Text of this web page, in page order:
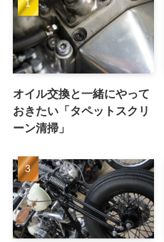
オイル交換と一緒にやって
おきたい「タペットスクリ
ーン清掃」